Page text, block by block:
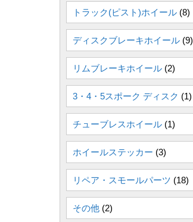
トラック(ピスト)ホイール (8)
ディスクブレーキホイール (9)
リムブレーキホイール (2)
3・4・5スポーク ディスク (1)
チューブレスホイール (1)
ホイールステッカー (3)
リペア・スモールパーツ (18)
その他 (2)